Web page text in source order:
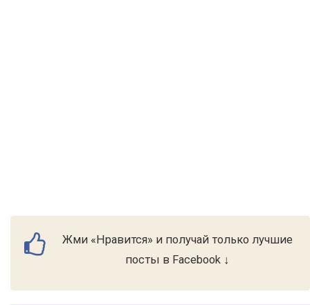
Жми «Нравится» и получай только лучшие
посты в Facebook ↓